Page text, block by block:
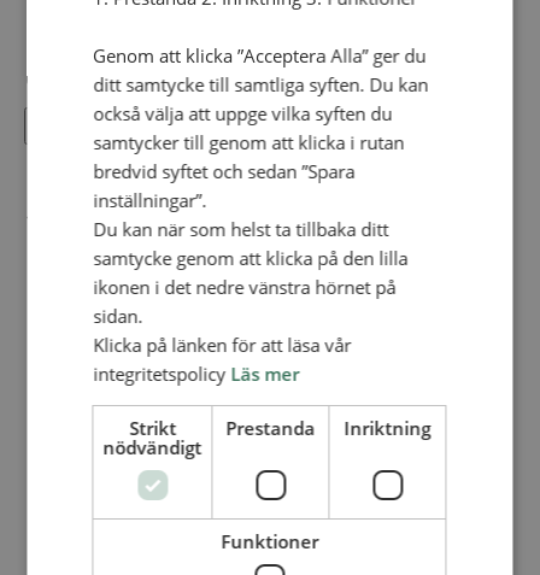
Lägg till i kalender
Google Kalender
iCalendar
Genom att klicka ”Acceptera Alla” ger du
ditt samtycke till samtliga syften. Du kan
också välja att uppge vilka syften du
samtycker till genom att klicka i rutan
bredvid syftet och sedan ”Spara
inställningar”.
Du kan när som helst ta tillbaka ditt
samtycke genom att klicka på den lilla
ikonen i det nedre vänstra hörnet på
sidan.
Klicka på länken för att läsa vår
integritetspolicy Läs mer
Strikt
nödvändigt
Prestanda Inriktning
Funktioner